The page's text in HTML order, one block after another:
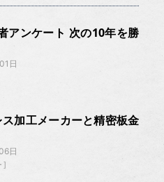
アンケート 次の10年を勝
日
ス加工メーカーと精密板金
日